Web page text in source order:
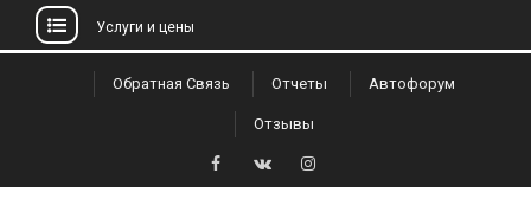
Услуги и цены
Обратная Связь Отчеты Автофорум
Отзывы
Facebook
VK Instagram